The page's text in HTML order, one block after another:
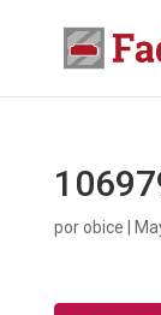
porobice